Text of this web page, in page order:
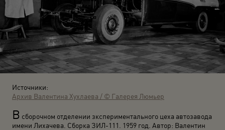
Источники:
Архив Валентина Хухлаева / © Галерея Люмьер
В сборочном отделении зкспериментального цеха автозавода
имени Лихачева. Сборка ЗИЛ-111. 1959 год. Автор: Валентин